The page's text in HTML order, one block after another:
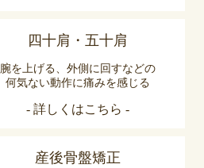
四十肩・五十肩
腕を上げる、外側に回すなどの
何気ない動作に痛みを感じる
- 詳しくはこちら -
産後骨盤矯正